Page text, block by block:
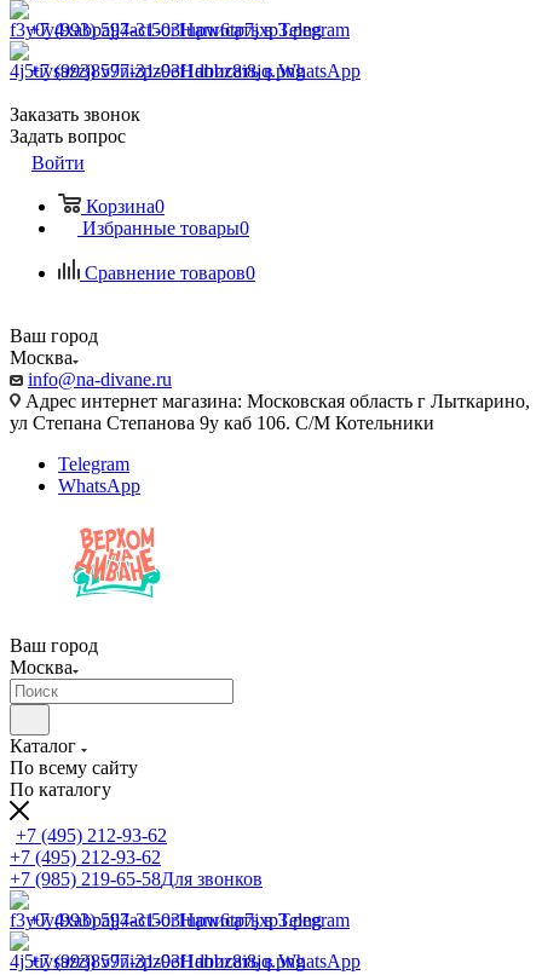
+7 (993) 597-31-03Написать в Telegram
+7 (993) 597-31-03Написать в WhatsApp
Заказать звонок
Задать вопрос
Войти
Корзина0
Избранные товары0
Сравнение товаров0
Ваш город
Москва
info@na-divane.ru
Адрес интернет магазина: Московская область г Лыткарино,
ул Степана Степанова 9у каб 106. С/М Котельники
Telegram
WhatsApp
Ваш город
Москва
Каталог
По всему сайту
По каталогу
+7 (495) 212-93-62
+7 (495) 212-93-62
+7 (985) 219-65-58Для звонков
+7 (993) 597-31-03Написать в Telegram
+7 (993) 597-31-03Написать в WhatsApp